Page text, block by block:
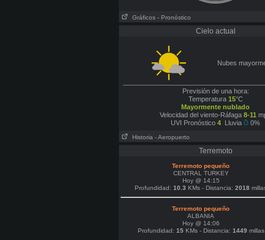
Gráficos - Pronóstico
Cielo actual
Nubes
Previsión de una hora:
Temperatura 15°C
Mayormente nublado
Velocidad del viento-Ráfaga 8-11
UVI Pronóstico 4 Lluvia 0%
Historia - Aeropuerto
Terremoto
Terremoto pequeño
CENTRAL TURKEY
Hoy @ 14:15
Profundidad: 10.3 KMs - Distancia: 2018
Terremoto pequeño
ALBANIA
Hoy @ 14:06
Profundidad: 15KMs - Distancia: 1449 millas